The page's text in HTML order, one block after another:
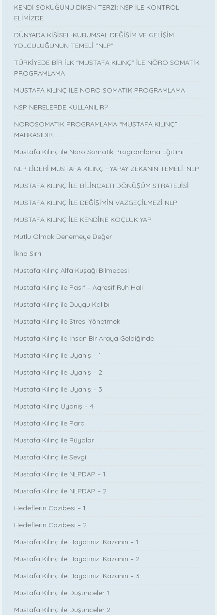
KENDİ SÖKÜĞÜNÜ DİKEN TERZİ: NSP İLE KONTROL
ELİMİZDE
DÜNYADA KİŞİSEL-KURUMSAL DEĞİŞİM VE GELİŞİM
YOLCULUĞUNUN TEMELİ “NLP”
TÜRKİYEDE BİR İLK “MUSTAFA KILINÇ” İLE NÖRO SOMATİK
PROGRAMLAMA
MUSTAFA KILINÇ İLE NÖRO SOMATİK PROGRAMLAMA
NSP NERELERDE KULLANILIR?
NÖROSOMATİK PROGRAMLAMA “MUSTAFA KILINÇ”
MARKASIDIR…
Mustafa Kılınç ile Nöro Somatik Programlama Eğitimi
NLP LİDERİ MUSTAFA KILINÇ - YAPAY ZEKANIN TEMELİ: NLP
MUSTAFA KILINÇ İLE BİLİNÇALTI DÖNÜŞÜM STRATEJİSİ
MUSTAFA KILINÇ İLE DEĞİŞİMİN VAZGEÇİLMEZİ NLP
MUSTAFA KILINÇ İLE KENDİNE KOÇLUK YAP
Mutlu Olmak Denemeye Değer
İkna Sırrı
Mustafa Kılınç Alfa Kuşağı Bilmecesi
Mustafa Kılınç ile Pasif – Agresif Ruh Hali
Mustafa Kılınç ile Duygu Kalıbı
Mustafa Kılınç ile Stresi Yönetmek
Mustafa Kılınç ile İnsan Bir Araya Geldiğinde
Mustafa Kılınç ile Uyanış – 1
Mustafa Kılınç ile Uyanış – 2
Mustafa Kılınç ile Uyanış – 3
Mustafa Kılınç Uyanış – 4
Mustafa Kılınç ile Para
Mustafa Kılınç ile Rüyalar
Mustafa Kılınç ile Sevgi
Mustafa Kılınç ile NLPDAP – 1
Mustafa Kılınç ile NLPDAP – 2
Hedeflerin Cazibesi – 1
Hedeflerin Cazibesi – 2
Mustafa Kılınç ile Hayatınızı Kazanın – 1
Mustafa Kılınç ile Hayatınızı Kazanın – 2
Mustafa Kılınç ile Hayatınızı Kazanın – 3
Mustafa Kılınç ile Düşünceler 1
Mustafa Kılınç ile Düşünceler 2